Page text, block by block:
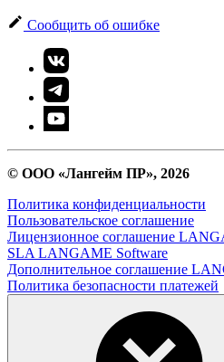
Сообщить об ошибке
© ООО «Лангейм ПР», 2026
Политика конфиденциальности
Пользовательское соглашение
Лицензионное соглашение
SLA LANGAME Software
Дополнительное соглашение
Политика безопасности платежей